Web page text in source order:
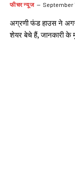
फीचर न्यूज September
अग्रणी फंड हाउस ने
शेयर बेचे हैं, जानकारी के